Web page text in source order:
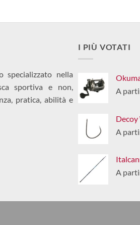
specializzato nella
sportiva e non,
pratica, abilità e
I PIÙ VOTATI
A
Decoy
A
A